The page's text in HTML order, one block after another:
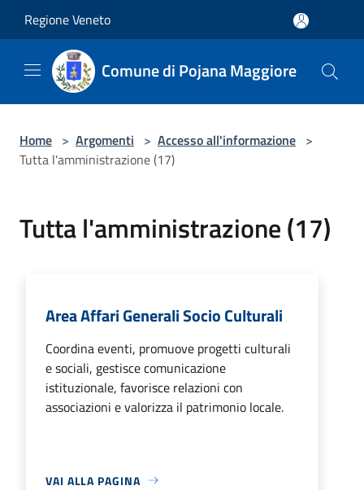
Regione Veneto
Comune di Pojana Maggiore
Home > Argomenti > Accesso all'informazione >
Tutta l'amministrazione (17)
Tutta l'amministrazione (17)
Area Affari Generali Socio Culturali
Coordina eventi, promuove progetti culturali
e sociali, gestisce comunicazione
istituzionale, favorisce relazioni con
associazioni e valorizza il patrimonio locale.
VAI ALLA PAGINA